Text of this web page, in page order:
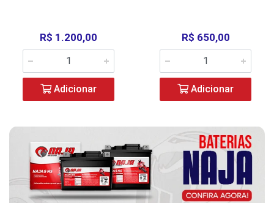
R$ 1.200,00
Adicionar
R$ 650,00
Adicionar